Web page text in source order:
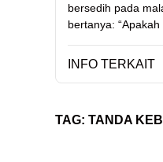
bersedih pada
bertanya:
INFO TERKAIT
TAG: TANDA